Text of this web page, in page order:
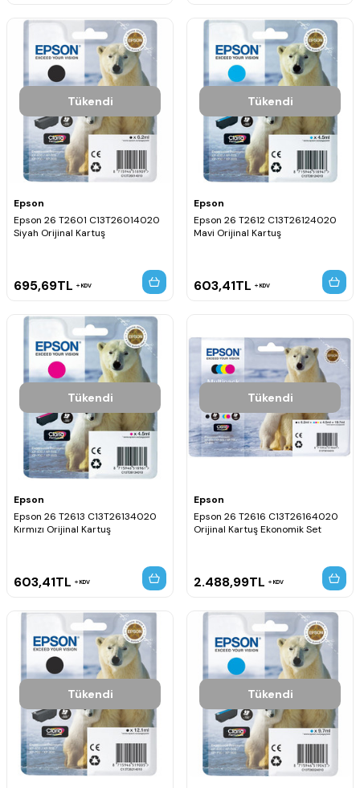
Tükendi
Epson
Epson 26 T2601 C13T26014020
Siyah Orijinal Kartuş
695,69TL KDV
Tükendi
Epson
Epson 26 T2612 C13T26124020
Mavi Orijinal Kartuş
603,41TL KDV
Tükendi
Epson
Epson 26 T2613 C13T26134020
Kırmızı Orijinal Kartuş
603,41TL KDV
Tükendi
Epson
Epson 26 T2616 C13T26164020
Orijinal Kartuş Ekonomik Set
2.488,99TL KDV
Tükendi Tükendi